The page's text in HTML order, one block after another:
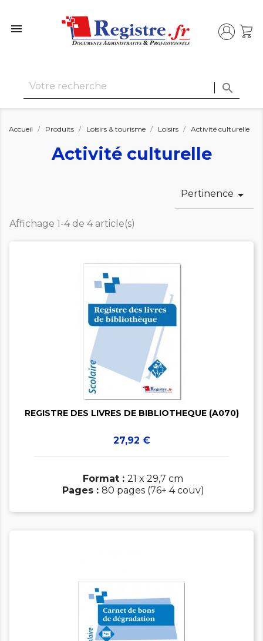


Accueil Produits Loisirs & tourisme Loisirs Activité culturelle
Activité culturelle
Pertinence 
Affichage 1-4 de 4 article(s)


REGISTRE DES LIVRES DE BIBLIOTHEQUE (A070)
Prix
27,92 €
Format : 21 x 29,7 cm
Pages : 80 pages (76+ 4 couv)